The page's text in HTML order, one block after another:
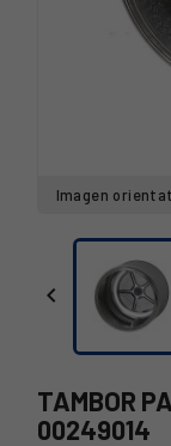
Imagen

TAMBOR
00249014